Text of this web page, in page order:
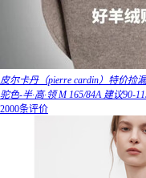
皮尔卡丹（pierre cardin）特价捡
驼色-半·高·领 M 165/84A 建议90-
2000条评价